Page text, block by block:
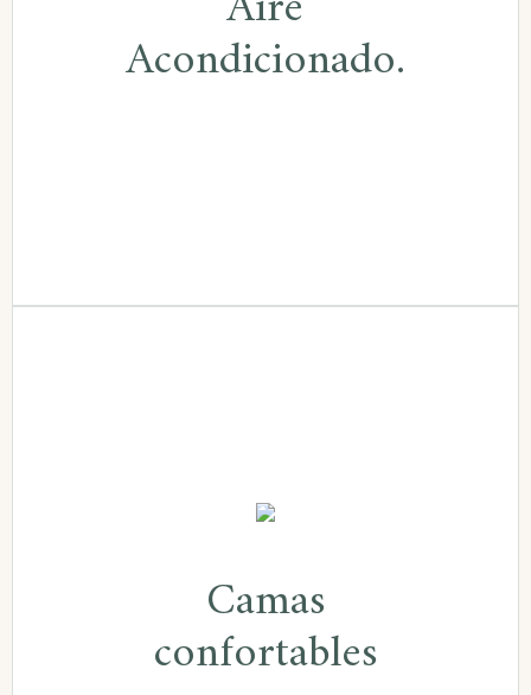
Acondicionado.
con aire acondicionado individualizado y
Camas
confortables
Camas confortables
calidad y de un sistema de
insonorización para un perfecto